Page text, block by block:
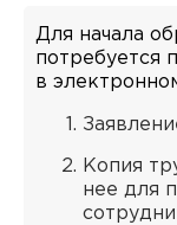
Для начала
потребуется
в
Копия
нее для